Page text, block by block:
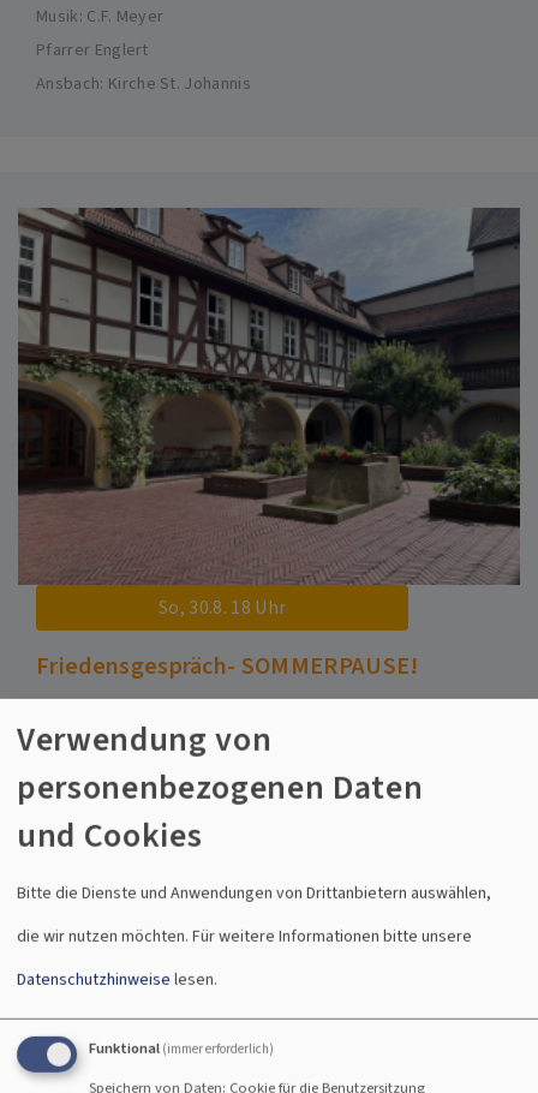
Musik: C.F. Meyer
Pfarrer Englert
Ansbach Kirche St. Johannis
So, 30.8. 18 Uhr
Friedensgespräch- SOMMERPAUSE!
Konzeptionen für Männer-, und Frauenarbeit im Dekanat
Ansbach.
Ansbach Gemeindezentrum St. Gumbertus (Beringershof)
Verwendung von
personenbezogenen Daten
und Cookies
Bitte die Dienste und Anwendungen von Drittanbietern auswählen,
die wir nutzen möchten. Für weitere Informationen bitte unsere
Datenschutzhinweise lesen.
Funktional (immer erforderlich)
Speichern von Daten: Cookie für die Benutzersitzung